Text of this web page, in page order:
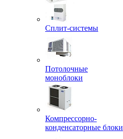
Сплит-системы
Потолочные
моноблоки
Компрессорно-
конденсаторные блоки